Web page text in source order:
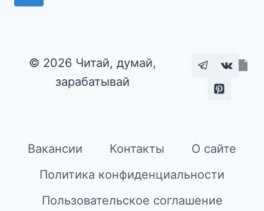
© 2026 Читай, думай,
зарабатывай
Вакансии Контакты
О сайте
Политика конфиденциальности
Пользовательское соглашение